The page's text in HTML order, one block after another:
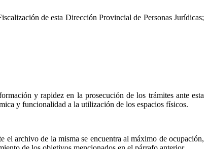
de esta Dirección Provincial de Personas Jurídicas;
y rapidez en la prosecución de los trámites ante esta
y funcionalidad a la utilización de los espacios físicos.
el archivo de la misma se encuentra al máximo de ocupación,